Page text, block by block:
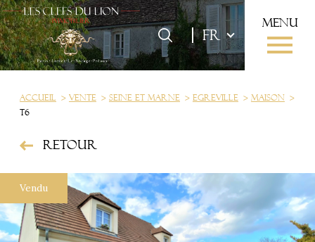
menu
Langue
FR
Accueil 0 Langue
FR
Accueil Vente Seine et marne Egreville
Maison
T6
Retour
Vendu